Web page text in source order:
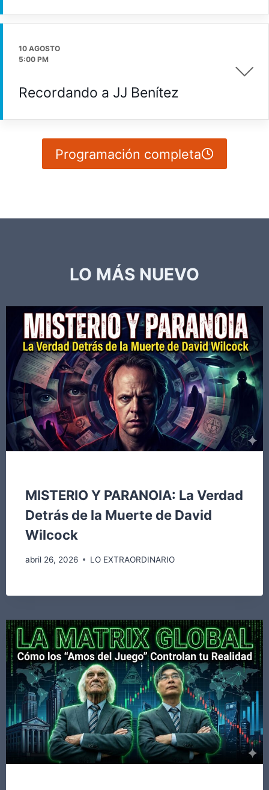
10 AGOSTO
5:00 PM
Recordando a JJ Benítez
Programación completa
LO MÁS NUEVO
MISTERIO Y PARANOIA: La Verdad
Detrás de la Muerte de David
Wilcock
abril 26, 2026 LO EXTRAORDINARIO